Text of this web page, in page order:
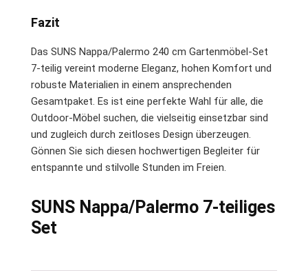
Fazit
Das SUNS Nappa/Palermo 240 cm Gartenmöbel-Set
7-teilig vereint moderne Eleganz, hohen Komfort und
robuste Materialien in einem ansprechenden
Gesamtpaket. Es ist eine perfekte Wahl für alle, die
Outdoor-Möbel suchen, die vielseitig einsetzbar sind
und zugleich durch zeitloses Design überzeugen.
Gönnen Sie sich diesen hochwertigen Begleiter für
entspannte und stilvolle Stunden im Freien.
SUNS Nappa/Palermo 7-teiliges
Set